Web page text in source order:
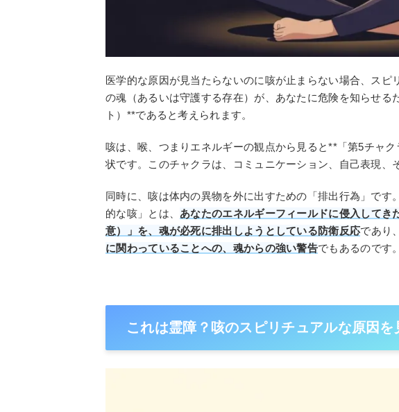
医学的な原因が見当たらないのに咳が止まらない場合、スピ
の魂（あるいは守護する存在）が、あなたに危険を知らせる
ト）**であると考えられます。
咳は、喉、つまりエネルギーの観点から見ると**「第5チャ
状です。このチャクラは、コミュニケーション、自己表現、
同時に、咳は体内の異物を外に出すための「排出行為」です
的な咳」とは、あなたのエネルギーフィールドに侵入してき
意）」を、魂が必死に排出しようとしている防衛反応であり
に関わっていることへの、魂からの強い警告でもあるのです。
これは霊障？咳のスピリチュアルな原因